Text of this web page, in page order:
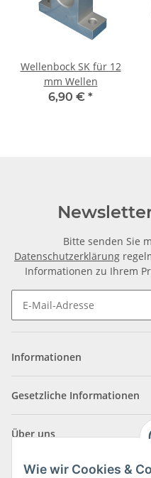
Wellenbock SK für 12
mm Wellen
6,90 € *
Bitte senden Sie
Datenschutzerklärung
Informationen zu Ihrem
Informationen
Gesetzliche Informationen
Über uns
Wie wir Cookies &